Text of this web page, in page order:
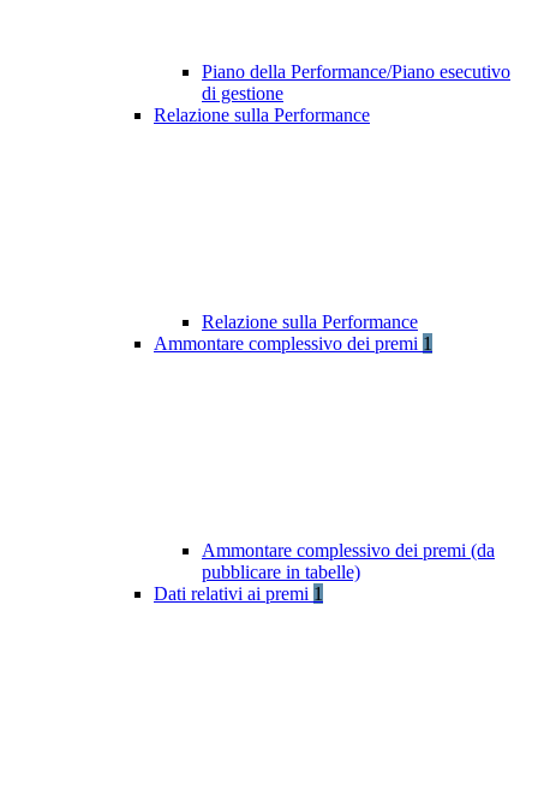
Piano della Performance/Piano esecutivo
di gestione
Relazione sulla Performance
Relazione sulla Performance
Ammontare complessivo dei premi 1
Ammontare complessivo dei premi (da
pubblicare in tabelle)
Dati relativi ai premi 1